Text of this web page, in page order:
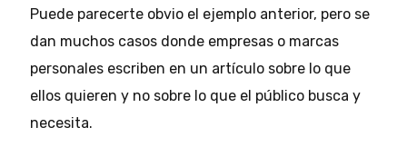
Puede parecerte obvio el ejemplo anterior, pero se
dan muchos casos donde empresas o marcas
personales escriben en un artículo sobre lo que
ellos quieren y no sobre lo que el público busca y
necesita.